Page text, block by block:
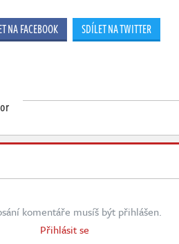
NA FACEBOOK SDÍLET NA TWITTER
komentáře musíš být přihlášen.
Přihlásit se